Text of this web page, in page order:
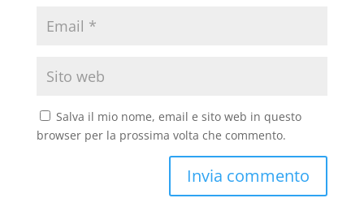
Salva il mio nome, email e sito web in questo
browser per la prossima volta che commento.